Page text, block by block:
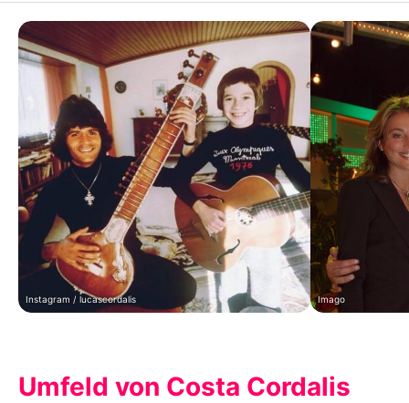
Instagram / lucascordalis Imago
Umfeld von Costa Cordalis